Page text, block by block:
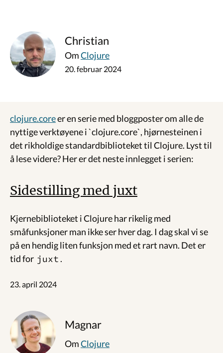
Christian
OmClojure
20. februar 2024
clojure.coreer en serie med bloggposter om alle de
nyttige verktøyene i `clojure.core`, hjørnesteinen i
det rikholdige standardbiblioteket til Clojure. Lyst til
å lese videre? Her er det neste innlegget i serien:
Sidestilling med juxt
Kjernebiblioteket i Clojure har rikelig med
småfunksjoner man ikke ser hver dag. I dag skal vi se
på en hendig liten funksjon med et rart navn. Det er
tid for juxt .
23. april 2024
Magnar
OmClojure